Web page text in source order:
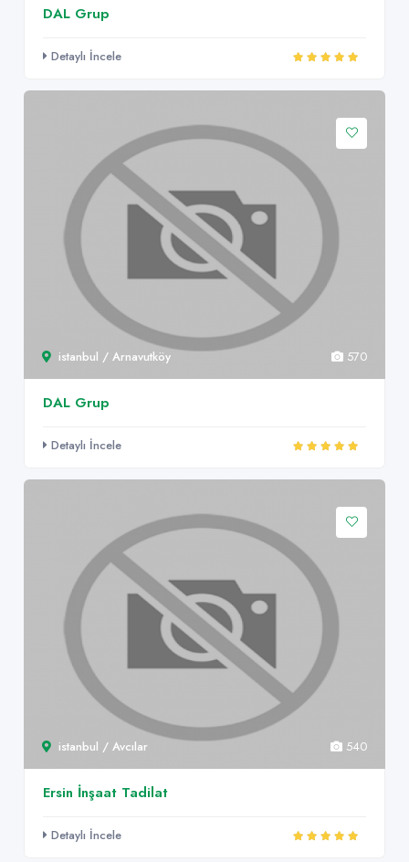
DAL Grup
Detaylı İncele
istanbul / Arnavutköy 570
DAL Grup
Detaylı İncele
istanbul / Avcılar 540
Ersin İnşaat Tadilat
Detaylı İncele